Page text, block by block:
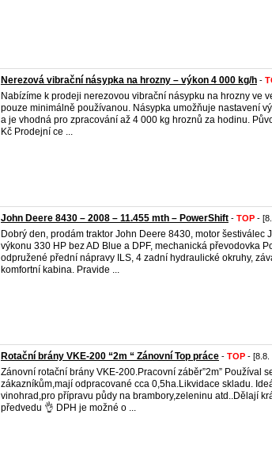
Nerezová vibrační násypka na hrozny – výkon 4 000 kg/h -
Nabízíme k prodeji nerezovou vibrační násypku na hrozny ve
pouze minimálně používanou. Násypka umožňuje nastavení
a je vhodná pro zpracování až 4 000 kg hroznů za hodinu.
Kč Prodejní ce ...
John Deere 8430 – 2008 – 11.455 mth – PowerShift - TOP -
Dobrý den, prodám traktor John Deere 8430, motor šestiválec
výkonu 330 HP bez AD Blue a DPF, mechanická převodovka
odpružené přední nápravy ILS, 4 zadní hydraulické okruhy,
komfortní kabina. Pravide ...
Rotační brány VKE-200 “2m “ Zánovní Top práce - TOP - [8.8.
Zánovní rotační brány VKE-200.Pracovní záběr”2m” Používal
zákazníkům,mají odpracované cca 0,5ha.Likvidace skladu.
vinohrad,pro přípravu půdy na brambory,zeleninu atd..Dělají
předvedu 👌 DPH je možné o ...